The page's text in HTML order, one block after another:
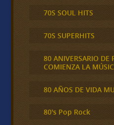
70S SOUL HITS
70S SUPERHITS
80 ANIVERSARIO DE
COMIENZA LA
80 AÑOS DE VIDA
80's Pop Rock